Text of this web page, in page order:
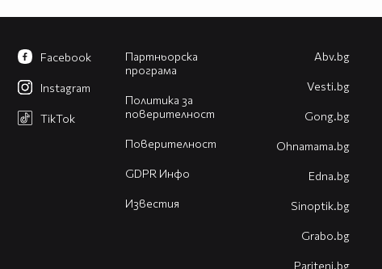
Партньорска
програма
Политика за
поверителност
Поверителност
GDPR Инфо
Известия
Facebook
Instagram
TikTok
Abv.bg
Vesti.bg
Gong.bg
Оhnamama.bg
Edna.bg
Sinoptik.bg
Grabo.bg
Pariteni.bg